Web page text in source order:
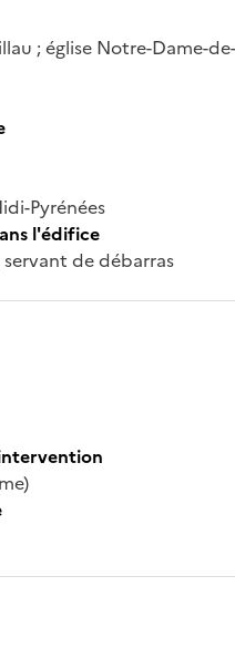
; église Notre-Dame-
Pyrénées
l'édifice
de débarras